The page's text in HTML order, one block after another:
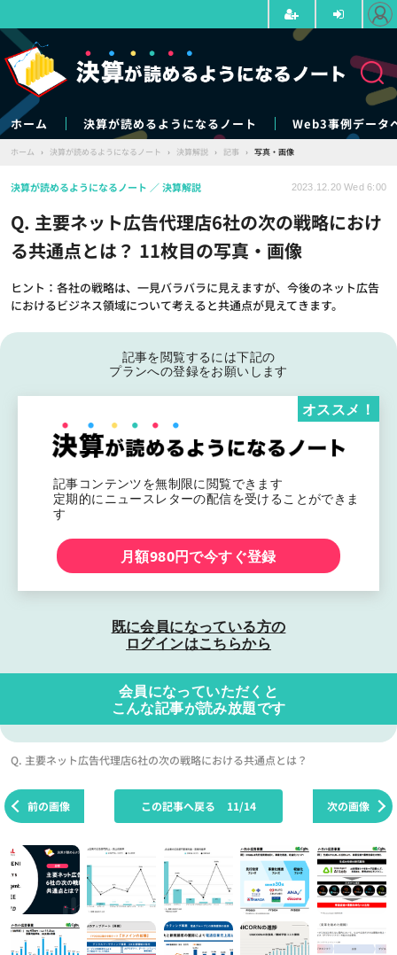
ホーム 決算が読めるようになるノート Web3事例データ
ホーム › 決算が読めるようになるノート › 決算解説 › 記事 › 写真・画像
Q. 主要ネット広告代理店6社の次の戦略におけ
る共通点とは？ 11枚目の写真・画像
ヒント：各社の戦略は、一見バラバラに見えますが、今後のネット広告
におけるビジネス領域について考えると共通点が見えてきます。
決算が読めるようになるノート 決算解説 2023.12.20 Wed 6:00
記事を閲覧するには下記の
プランへの登録をお願いします
記事コンテンツを無制限に閲覧できます
定期的にニュースレターの配信を受けることができま
す
オススメ！
月額980円で今すぐ登録
既に会員になっている方の
ログインはこちらから
会員になっていただくと
こんな記事が読み放題です
Q. 主要ネット広告代理店6社の次の戦略における共通点とは？
前の画像 次の画像
この記事へ戻る 11/14